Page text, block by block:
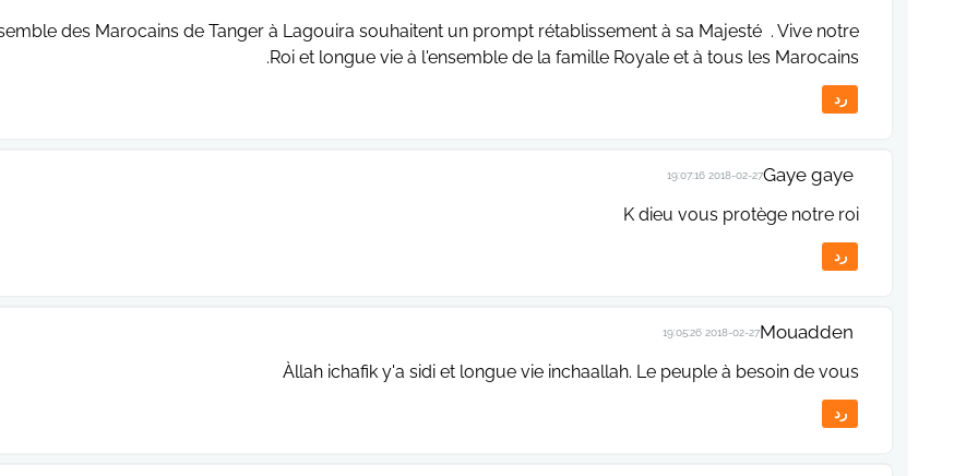
des Marocains de Tanger à Lagouira souhaitent un prompt rétablissement à sa Majesté . Vive notre
Roi et longue vie à l'ensemble de la famille Royale et à tous les Marocains.
رد
Gaye gaye
2018-02-27 19:07:16
K dieu vous protège notre roi
رد
Mouadden
2018-02-27 19:05:26
Àllah ichafik y'a sidi et longue vie inchaallah. Le peuple à besoin de vous
رد